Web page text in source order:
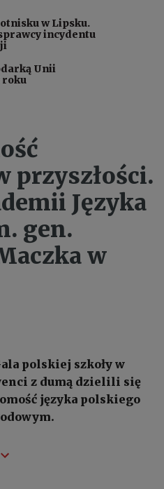
w Lipsku.
incydentu
Unii
roku
przyszłości.
Języka
gen.
w
polskiej szkoły w
z dumą dzielili się
języka polskiego